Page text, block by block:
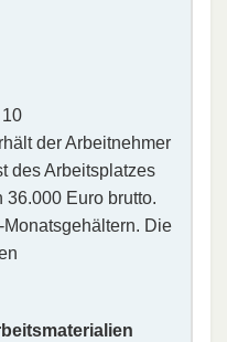
der Arbeitnehmer
des Arbeitsplatzes
Euro brutto.
Die